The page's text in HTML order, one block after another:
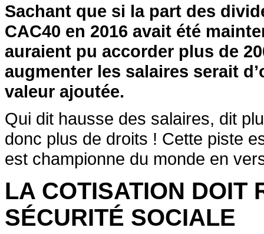
Sachant que si la part des
CAC40 en 2016 avait été
auraient pu accorder plus de
augmenter les salaires serait
valeur ajoutée.
Qui dit hausse des salaires, dit
donc plus de droits ! Cette piste
est championne du monde en
LA COTISATION DOIT
SÉCURITÉ SOCIALE